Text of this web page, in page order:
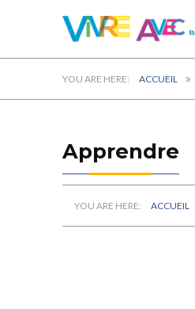
ACCUEIL
Apprendre
ACCUEIL